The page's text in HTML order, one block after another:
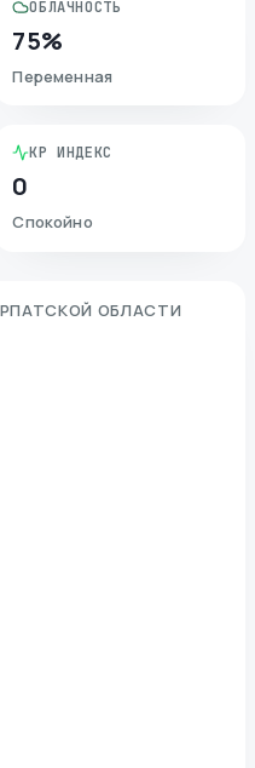
ОБЛАЧНОСТЬ
75%
Переменная
KP ИНДЕКС
0
Спокойно
ОБЛАСТИ